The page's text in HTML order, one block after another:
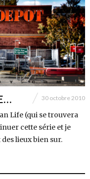
30 octobre 2010
Life (qui se trouvera
cette série et je
lieux bien sur.